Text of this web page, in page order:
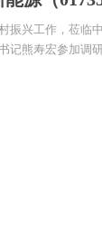
振兴工作，莅临
记熊寿宏参加调